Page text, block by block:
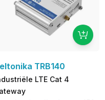
TRB140
LTE Cat 4